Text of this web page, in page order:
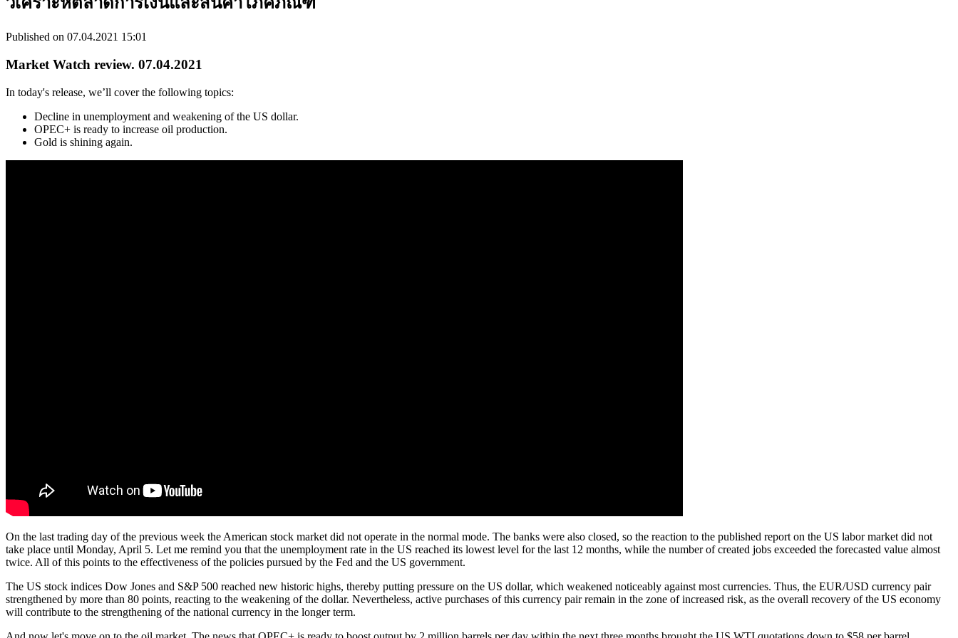
Published on 07.04.2021 15:01
Market Watch review. 07.04.2021
In today's release, we’ll cover the following topics:
Decline in unemployment and weakening of the US dollar.
OPEC+ is ready to increase oil production.
Gold is shining again.
On the last trading day of the previous week the American stock market did not operate in the normal mode. The banks were also closed, so the reaction to the published report on the US labor market did not
take place until Monday, April 5. Let me remind you that the unemployment rate in the US reached its lowest level for the last 12 months, while the number of created jobs exceeded the forecasted value almost
twice. All of this points to the effectiveness of the policies pursued by the Fed and the US government.
The US stock indices Dow Jones and S&P 500 reached new historic highs, thereby putting pressure on the US dollar, which weakened noticeably against most currencies. Thus, the EUR/USD currency pair
strengthened by more than 80 points, reacting to the weakening of the dollar. Nevertheless, active purchases of this currency pair remain in the zone of increased risk, as the overall recovery of the US economy
will contribute to the strengthening of the national currency in the longer term.